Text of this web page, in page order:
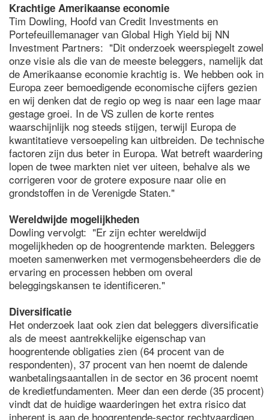
Krachtige Amerikaanse economie
Tim Dowling, Hoofd van Credit Investments en
Portefeuillemanager van Global High Yield bij NN
Investment Partners: "Dit onderzoek weerspiegelt zowel
onze visie als die van de meeste beleggers, namelijk dat
de Amerikaanse economie krachtig is. We hebben ook in
Europa zeer bemoedigende economische cijfers gezien
en wij denken dat de regio op weg is naar een lage maar
gestage groei. In de VS zullen de korte rentes
waarschijnlijk nog steeds stijgen, terwijl Europa de
kwantitatieve versoepeling kan uitbreiden. De technische
factoren zijn dus beter in Europa. Wat betreft waardering
lopen de twee markten niet ver uiteen, behalve als we
corrigeren voor de grotere exposure naar olie en
grondstoffen in de Verenigde Staten."
Wereldwijde mogelijkheden
Dowling vervolgt: "Er zijn echter wereldwijd
mogelijkheden op de hoogrentende markten. Beleggers
moeten samenwerken met vermogensbeheerders die de
ervaring en processen hebben om overal
beleggingskansen te identificeren."
Diversificatie
Het onderzoek laat ook zien dat beleggers diversificatie
als de meest aantrekkelijke eigenschap van
hoogrentende obligaties zien (64 procent van de
respondenten), 37 procent van hen noemt de dalende
wanbetalingsaantallen in de sector en 36 procent noemt
de kredietfundamenten. Meer dan een derde (35 procent)
vindt dat de huidige waarderingen het extra risico dat
inherent is aan de hoogrentende-sector rechtvaardigen.